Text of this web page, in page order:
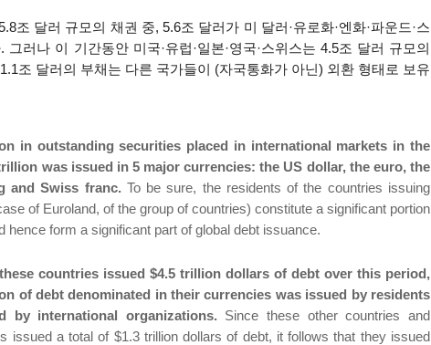
조 달러 규모의 채권 중, 5.6조 달러가 미 달러·유로화·엔화·파운드·스
러나 이 기간동안 미국·유럽·일본·영국·스위스는 4.5조 달러 규모의
조 달러의 부채는 다른 국가들이 (자국통화가 아닌) 외환 형태로 보유
in outstanding securities placed in international markets in the
was issued in 5 major currencies: the US dollar, the euro, the
and Swiss franc. To be sure, the residents of the countries issuing
of Euroland, of the group of countries) constitute a significant portion
hence form a significant part of global debt issuance.
countries issued $4.5 trillion dollars of debt over this period,
of debt denominated in their currencies was issued by residents
by international organizations. Since these other countries and
issued a total of $1.3 trillion dollars of debt, it follows that they issued